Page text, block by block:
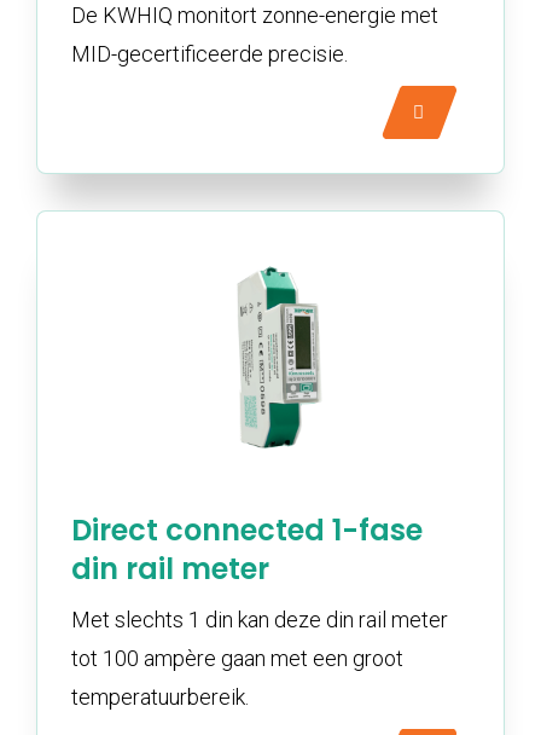
De KWHIQ monitort zonne-energie met
MID-gecertificeerde precisie.
Direct connected 1-fase
din rail meter
Met slechts 1 din kan deze din rail meter
tot 100 ampère gaan met een groot
temperatuurbereik.